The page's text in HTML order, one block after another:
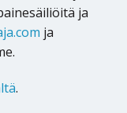
ja
ja
.